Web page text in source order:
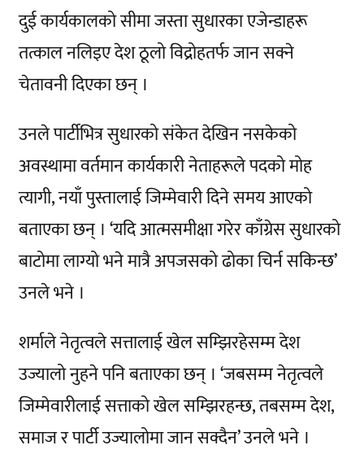
दुई कार्यकालको सीमा जस्ता सुधारका एजेन्डाहरू
तत्काल नलिइए देश ठूलो विद्रोहतर्फ जान सक्ने
चेतावनी दिएका छन् ।
उनले पार्टीभित्र सुधारको संकेत देखिन नसकेको
अवस्थामा वर्तमान कार्यकारी नेताहरूले पदको मोह
त्यागी, नयाँ पुस्तालाई जिम्मेवारी दिने समय आएको
बताएका छन् । ‘यदि आत्मसमीक्षा गरेर काँग्रेस सुधारको
बाटोमा लाग्यो भने मात्रै अपजसको ढोका चिर्न सकिन्छ’
उनले भने ।
शर्माले नेतृत्वले सत्तालाई खेल सम्झिरहेसम्म देश
उज्यालो नुहने पनि बताएका छन् । ‘जबसम्म नेतृत्वले
जिम्मेवारीलाई सत्ताको खेल सम्झिरहन्छ, तबसम्म देश,
समाज र पार्टी उज्यालोमा जान सक्दैन’ उनले भने ।